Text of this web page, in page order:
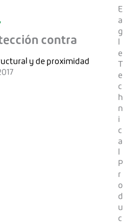
contra
y de proximidad
E
a
g
l
e
T
e
c
h
n
i
c
a
l
P
r
o
d
u
c